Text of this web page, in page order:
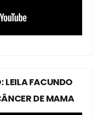
LEILA FACUNDO
DE MAMA